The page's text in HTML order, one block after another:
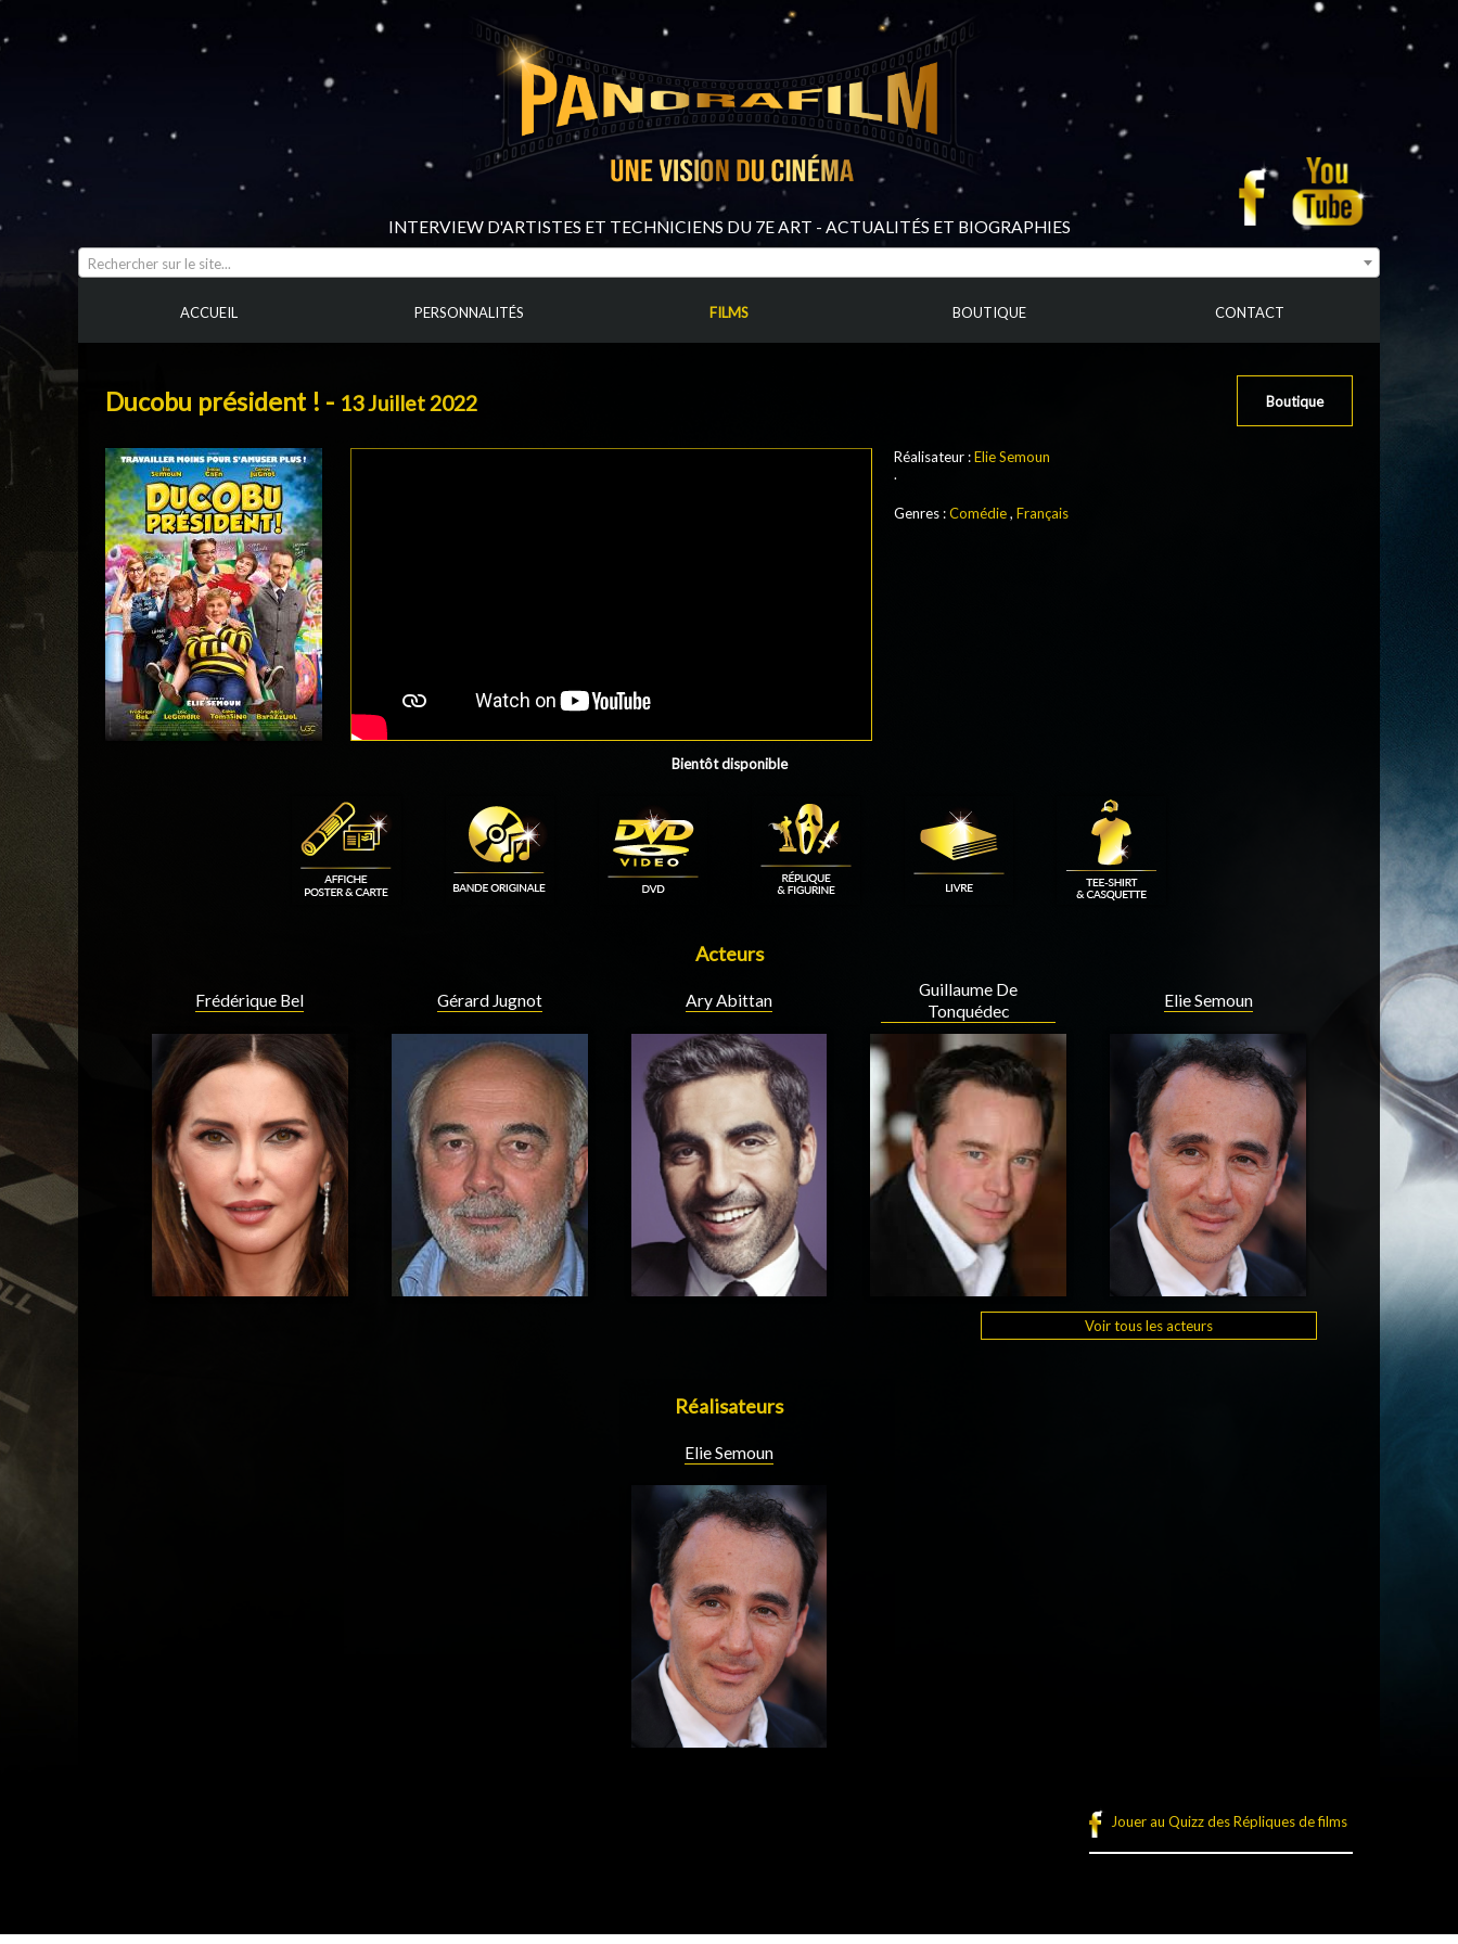
INTERVIEW D'ARTISTES ET TECHNICIENS DU 7E ART - ACTUALITÉS ET BIOGRAPHIES
Rechercher sur le site...
ACCUEIL PERSONNALITÉS FILMS BOUTIQUE CONTACT
Ducobu président ! - 13 Juillet 2022 Boutique
Réalisateur :Elie Semoun
.
Genres :Comédie, Français
Bientôt disponible
Acteurs
Frédérique Bel Gérard Jugnot Ary Abittan
Guillaume De
Tonquédec
Elie Semoun
Voir tous les acteurs
Réalisateurs
Elie Semoun
Jouer au Quizz des Répliques de films